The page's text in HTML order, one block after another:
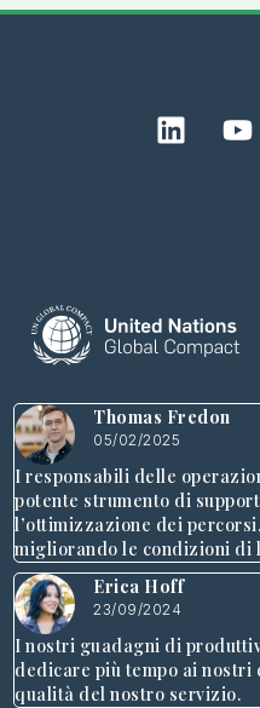
Thomas Fredon
05/02/2025
I responsabili delle
potente strumento di
l’ottimizzazione dei
migliorando le condizioni di
Erica Hoff
23/09/2024
I nostri guadagni di
dedicare più tempo ai
qualità del nostro servizio.